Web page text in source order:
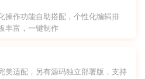
操作功能自助搭配，个性化编辑排
丰富，一键制作
美适配，另有源码独立部署版，支持